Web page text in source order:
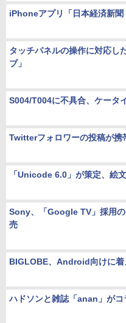
iPhoneアプリ「日本経済新聞
タッチパネルの操作に対応し
ブ」
S004/T004に不具合、ケータ
Twitterフォロワーの投稿が携
「Unicode 6.0」が策定、絵
Sony、「Google TV」採用
売
BIGLOBE、Android向けに着
ハドソンと雑誌「anan」が